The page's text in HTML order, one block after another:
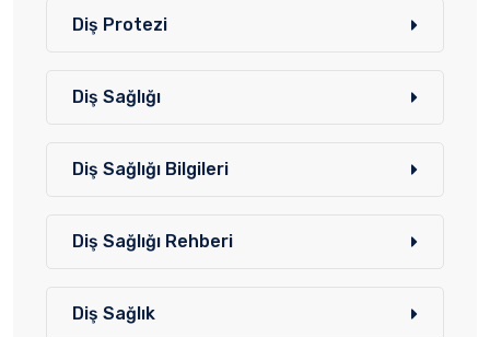
Diş Protezi
Diş Sağlığı
Diş Sağlığı Bilgileri
Diş Sağlığı Rehberi
Diş Sağlık